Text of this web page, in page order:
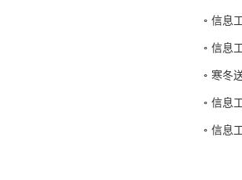
信息
信息
寒冬
信息
信息